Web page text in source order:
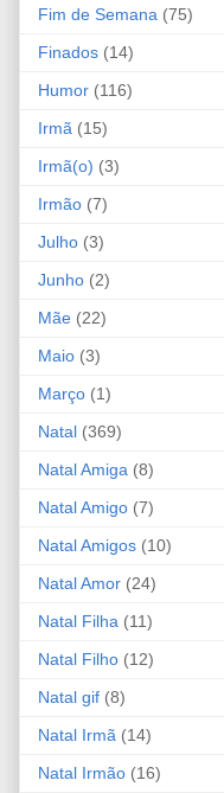
Fim de Semana (75)
Finados (14)
Humor (116)
Irmã (15)
Irmã(o) (3)
Irmão (7)
Julho (3)
Junho (2)
Mãe (22)
Maio (3)
Março (1)
Natal (369)
Natal Amiga (8)
Natal Amigo (7)
Natal Amigos (10)
Natal Amor (24)
Natal Filha (11)
Natal Filho (12)
Natal gif (8)
Natal Irmã (14)
Natal Irmão (16)